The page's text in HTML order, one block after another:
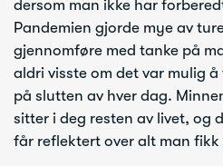
dersom man ikke har
Pandemien gjorde mye av
gjennomføre med tanke på
aldri visste om det var mulig
på slutten av hver dag.
sitter i deg resten av livet, og
får reflektert over alt man fikk